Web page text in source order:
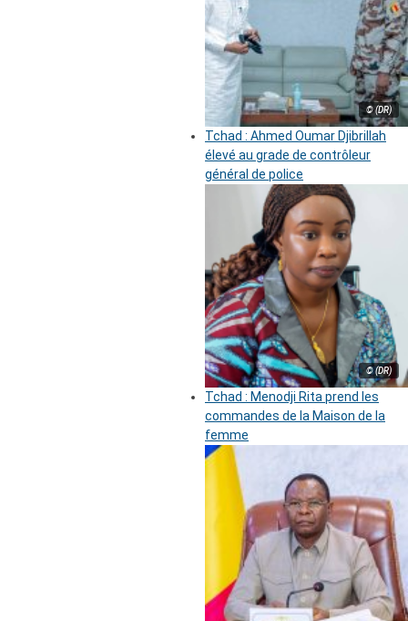
© (DR)
Tchad : Ahmed Oumar Djibrillah
élevé au grade de contrôleur
général de police
© (DR)
Tchad : Menodji Rita prend les
commandes de la Maison de la
femme